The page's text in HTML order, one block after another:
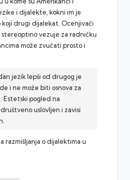
i dijalekte, kokni im je
koji drugi dijalekat. Ocenjivači
stereoptino vezuje za radničku
može zvučati prosto i
jezik lepši od drugog je
i ne može biti osnova za
Estetski pogled na
uslovljen i zavisi
razmišljanja o dijalektima u